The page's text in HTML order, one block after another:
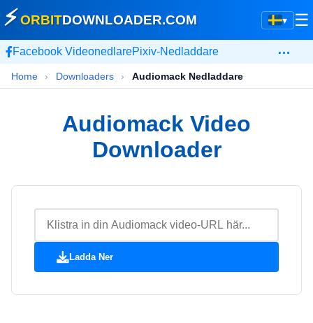
▾
⚡ORBITDOWNLOADER.COM ☰
Facebook VideonedlarePixiv-Nedladdare …
Home › Downloaders › Audiomack Nedladdare
Audiomack Video
Downloader
Ladda Ner